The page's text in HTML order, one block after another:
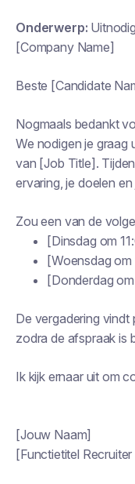
Onderwerp:
[Company Name]
Beste [Candidate
Nogmaals bedankt
We nodigen je graag
van [Job Title].
ervaring, je doelen
Zou een van de
[Dinsdag om
[Woensdag om
[Donderdag
De vergadering vindt
zodra de afspraak is
Ik kijk ernaar uit om
[Jouw Naam]
[Functietitel